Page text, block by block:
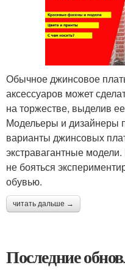
Обычное джинсовое
аксессуаров может
на торжестве, выделив
Модельеры и дизайнеры
варианты джинсовых
экстравагантные
не бояться
обувью.
читать дальше →
Последние